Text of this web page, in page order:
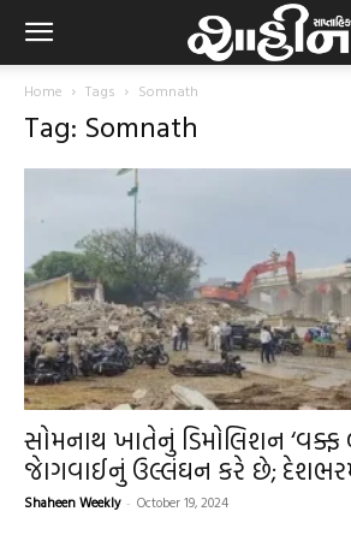
Home Tags Somnath
Tag: Somnath
સોમનાથ ખાતેનું ડિમોલિશન ‘વક્ફ
જાેગવાઈનું ઉલ્લંઘન કરે છે;
Shaheen Weekly - October 19, 2024